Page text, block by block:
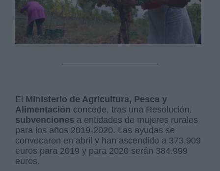
El Ministerio de Agricultura, Pesca y
Alimentación concede, tras una Resolución,
subvenciones a entidades de mujeres rurales
para los años 2019-2020. Las ayudas se
convocaron en abril y han ascendido a 373.909
euros para 2019 y para 2020 serán 384.999
euros.